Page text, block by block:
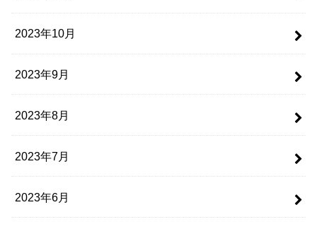
2023年10月
2023年9月
2023年8月
2023年7月
2023年6月